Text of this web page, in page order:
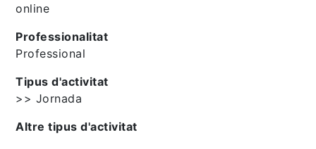
online
Professionalitat
Professional
Tipus d'activitat
>> Jornada
Altre tipus d'activitat